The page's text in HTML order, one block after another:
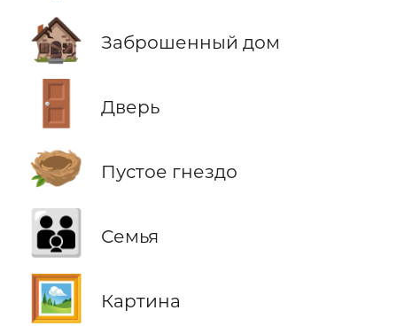
🏚️ Заброшенный дом
🚪 Дверь
🪹 Пустое гнездо
👪 Семья
🖼️ Картина